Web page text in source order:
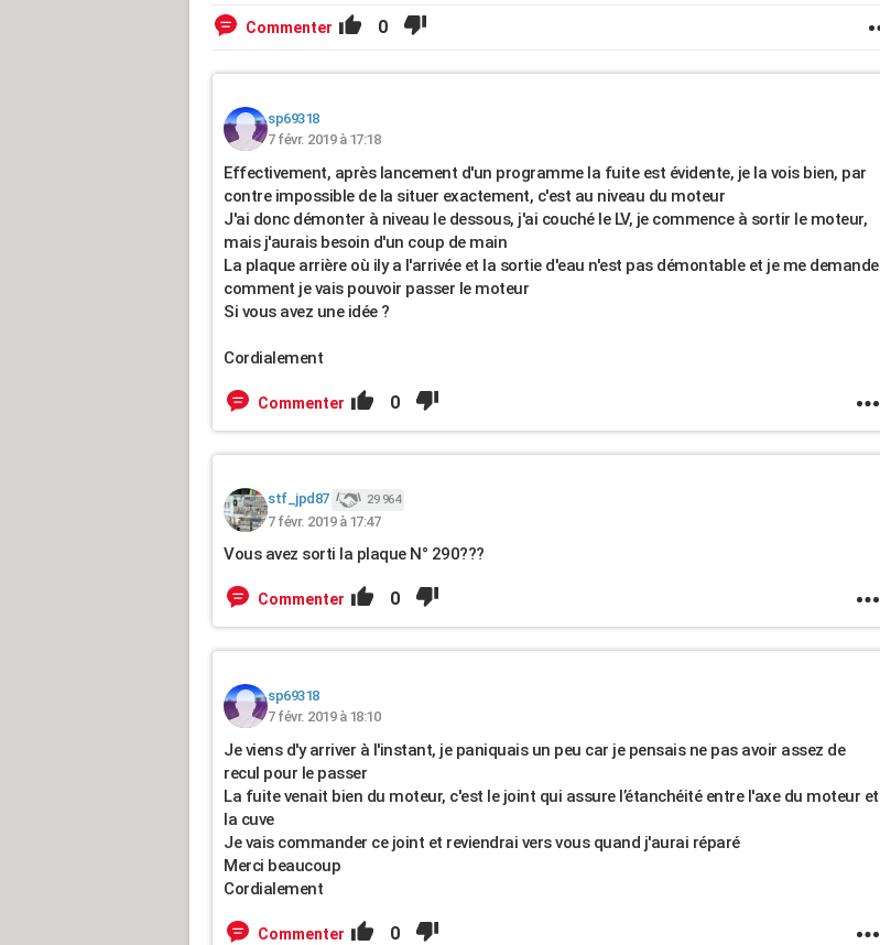
Commenter 0
sp69318
7 févr. 2019 à 17:18
Effectivement, après lancement d'un programme la fuite est évidente, je la vois bien, par
contre impossible de la situer exactement, c'est au niveau du moteur
J'ai donc démonter à niveau le dessous, j'ai couché le LV, je commence à sortir le moteur,
mais j'aurais besoin d'un coup de main
La plaque arrière où ily a l'arrivée et la sortie d'eau n'est pas démontable et je me demande
comment je vais pouvoir passer le moteur
Si vous avez une idée ?
Cordialement
Commenter 0
stf_jpd87 29 964
7 févr. 2019 à 17:47
Vous avez sorti la plaque N° 290???
Commenter 0
sp69318
7 févr. 2019 à 18:10
Je viens d'y arriver à l'instant, je paniquais un peu car je pensais ne pas avoir assez de
recul pour le passer
La fuite venait bien du moteur, c'est le joint qui assure l’étanchéité entre l'axe du moteur et
la cuve
Je vais commander ce joint et reviendrai vers vous quand j'aurai réparé
Merci beaucoup
Cordialement
Commenter 0